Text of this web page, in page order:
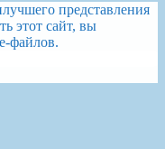
представления
этот сайт, вы
файлов.